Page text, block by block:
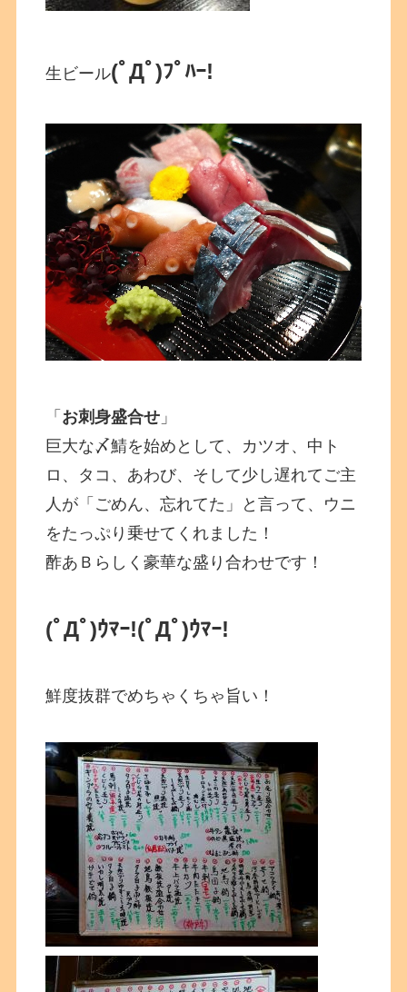
生ビール(ﾟДﾟ)ﾌﾟﾊｰ!
「 お刺身盛合せ 」
巨大な〆鯖を始めとして、カツオ、中ト
ロ、タコ、あわび、そして少し遅れてご主
人が「ごめん、忘れてた」と言って、ウニ
をたっぷり乗せてくれました！
酢あＢらしく豪華な盛り合わせです！
(ﾟДﾟ)ｳﾏｰ!(ﾟДﾟ)ｳﾏｰ!
鮮度抜群でめちゃくちゃ旨い！